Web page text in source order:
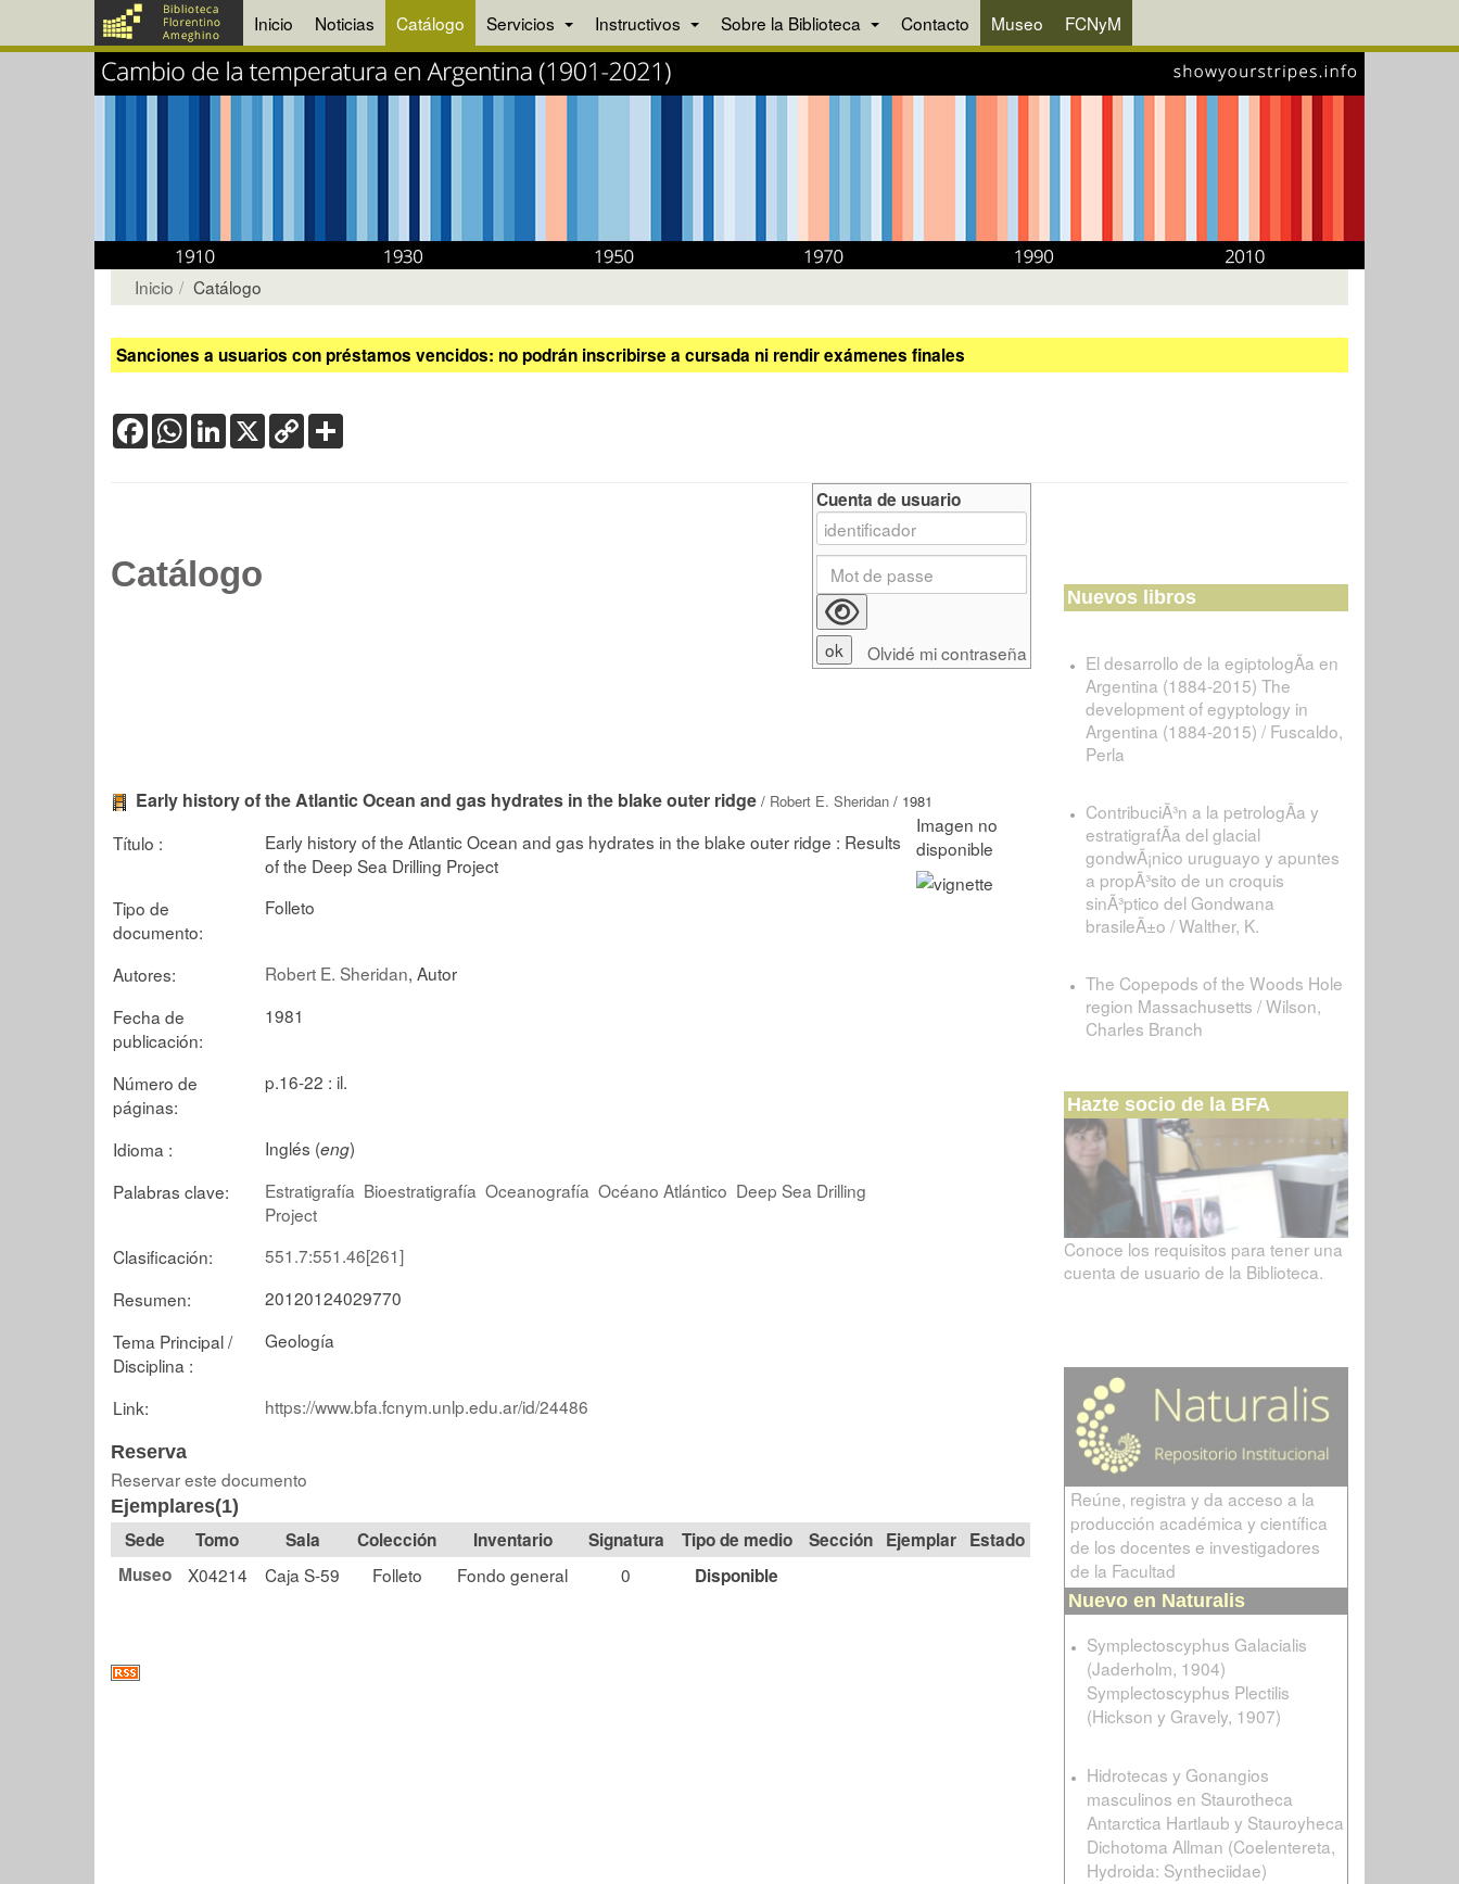
Inicio Noticias Catálogo Servicios Instructivos Sobre la Biblioteca Contacto Museo FCNyM
Inicio Catálogo
Sanciones a usuarios con préstamos vencidos: no podrán inscribirse a cursada ni rendir exámenes finales
FacebookWhatsApp
LinkedIn
X Copy
Link
Catálogo
Early history of the Atlantic Ocean and gas hydrates in the blake outer ridge / Robert E. Sheridan / 1981
Título :
Early history of the Atlantic Ocean and gas hydrates in the blake outer ridge : Results
of the Deep Sea Drilling Project
Tipo de
documento:
Folleto
Autores: Robert E. Sheridan, Autor
Fecha de
publicación:
1981
Número de
páginas:
p.16-22 : il.
Idioma : Inglés (eng)
Palabras clave:
Estratigrafía Bioestratigrafía Oceanografía Océano Atlántico Deep Sea Drilling
Project
Clasificación:
551.7:551.46[261]
Resumen:
20120124029770
Tema Principal /
Disciplina :
Geología
Link: https://www.bfa.fcnym.unlp.edu.ar/id/24486
Reserva
Reservar este documento
Ejemplares(1)
Tomo Sala Colección Signatura Tipo de medio Sección
Estado
Museo
X04214 Caja S-59 Folleto Fondo general 0 Disponible
Cuenta de usuario
Olvidé mi contraseña
Nuevos libros
El desarrollo de la egiptologÃ­a en
Argentina (1884-2015) The
development of egyptology in
Argentina (1884-2015) / Fuscaldo,
Perla
ContribuciÃ³n a la petrologÃ­a y
estratigrafÃ­a del glacial
gondwÃ¡nico uruguayo y apuntes
a propÃ³sito de un croquis
sinÃ³ptico del Gondwana
brasileÃ±o / Walther, K.
The Copepods of the Woods Hole
region Massachusetts / Wilson,
Charles Branch
Hazte socio de la BFA
Conoce los requisitos para tener una
cuenta de usuario de la Biblioteca.
Reúne, registra y da acceso a la
producción académica y científica
de los docentes e investigadores
de la Facultad
Nuevo en Naturalis
Symplectoscyphus Galacialis
(Jaderholm, 1904)
Symplectoscyphus Plectilis
(Hickson y Gravely, 1907)
Hidrotecas y Gonangios
masculinos en Staurotheca
Antarctica Hartlaub y Stauroyheca
Dichotoma Allman (Coelentereta,
Hydroida: Syntheciidae)